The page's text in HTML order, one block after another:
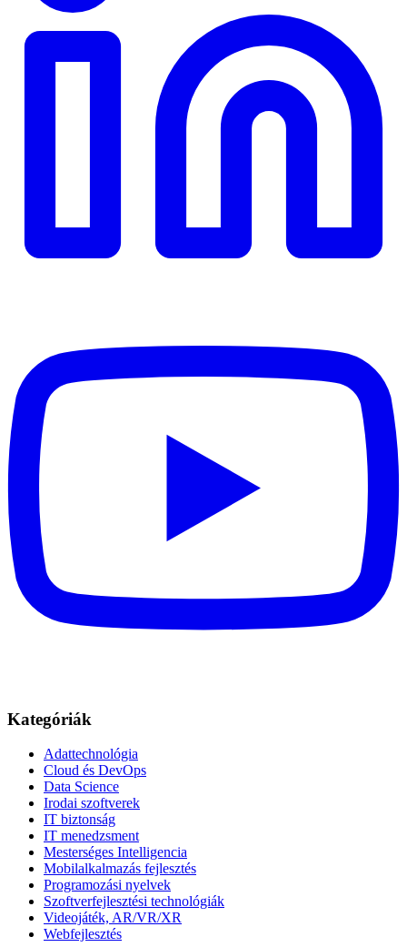
Kategóriák
Adattechnológia
Cloud és DevOps
Data Science
Irodai szoftverek
IT biztonság
IT menedzsment
Mesterséges Intelligencia
Mobilalkalmazás fejlesztés
Programozási nyelvek
Szoftverfejlesztési technológiák
Videojáték, AR/VR/XR
Webfejlesztés